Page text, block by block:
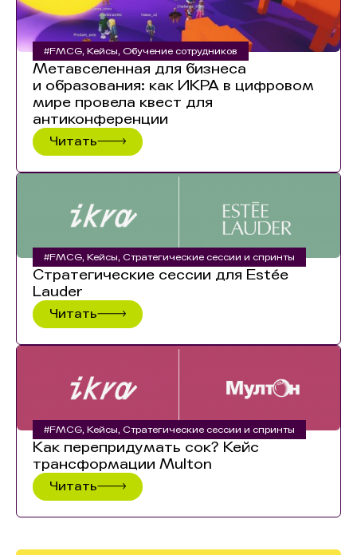
#FMCG, Кейсы, Обучение сотрудников
Метавселенная для бизнеса
и образования: как ИКРА в цифровом
мире провела квест для
антиконференции
Читать
#FMCG, Кейсы, Стратегические сессии и спринты
Стратегические сессии для Estée
Lauder
Читать
#FMCG, Кейсы, Стратегические сессии и спринты
Как перепридумать сок? Кейс
трансформации Multon
Читать